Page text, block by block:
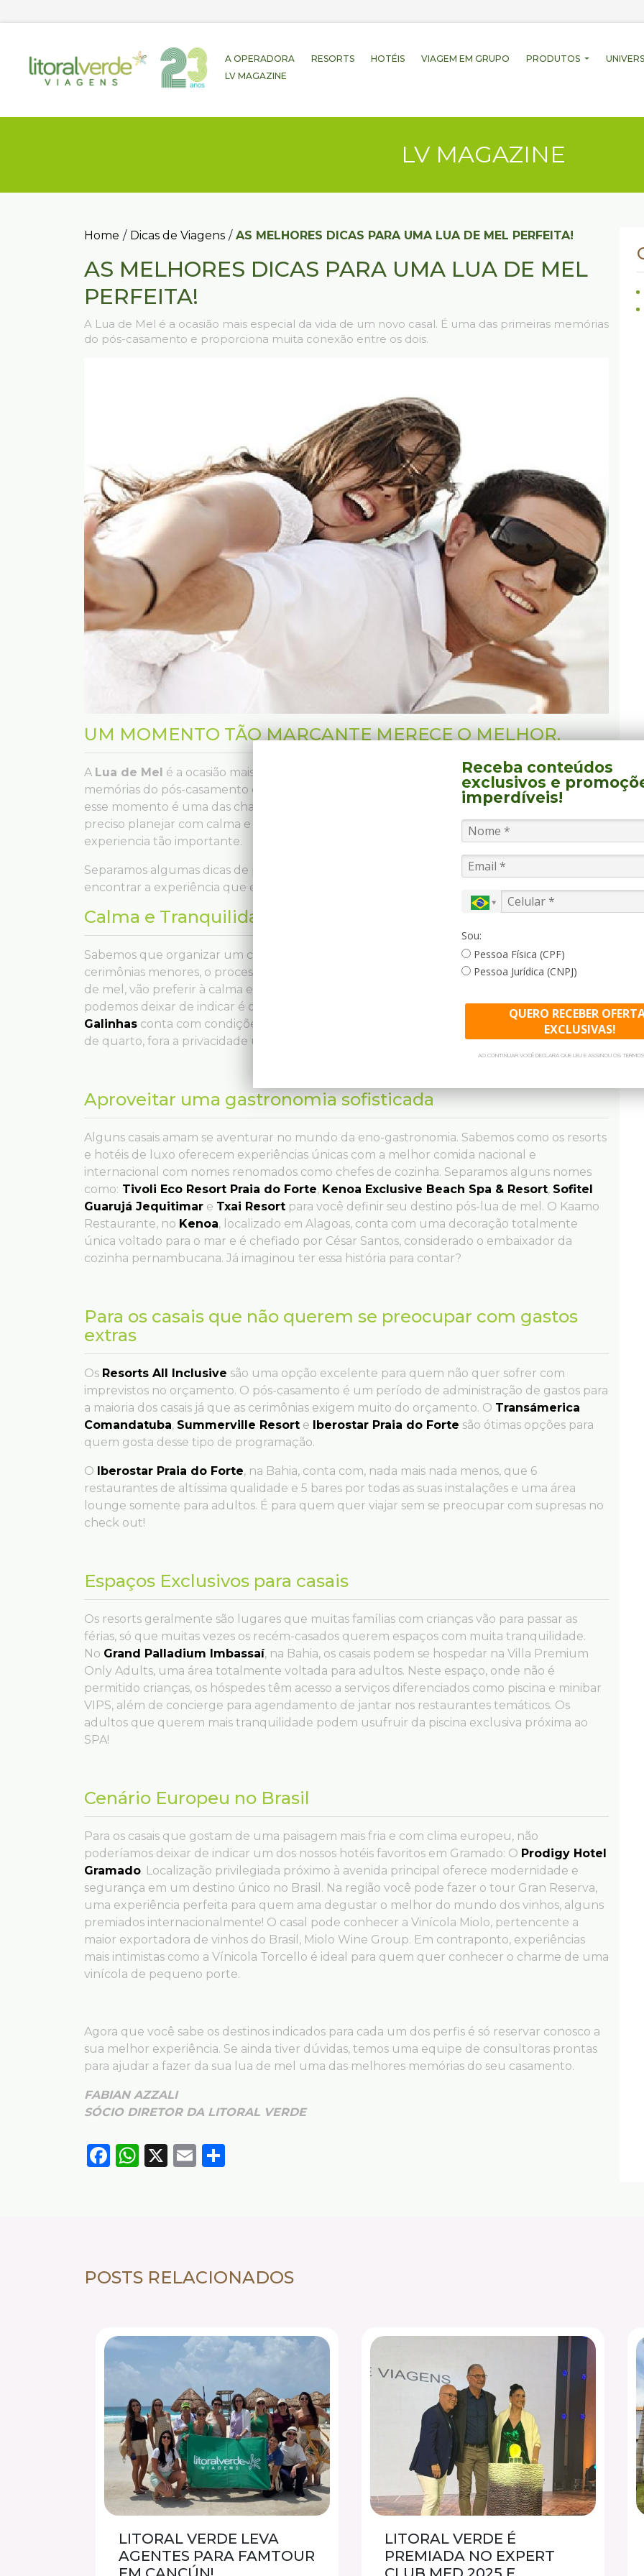
A OPERADORA RESORTS HOTÉIS VIAGEM EM GRUPO PRODUTOS
LV MAGAZINE
LV MAGAZINE
Home / Dicas de Viagens / AS MELHORES DICAS PARA UMA LUA DE MEL PERFEITA!
AS MELHORES DICAS PARA UMA LUA DE MEL
PERFEITA!
A Lua de Mel é a ocasião mais especial da vida de um novo casal. É uma das primeiras memórias
do pós-casamento e proporciona muita conexão entre os dois.
UM MOMENTO TÃO MARCANTE MERECE O MELHOR.
A Lua de Mel é a ocasião mais especial da vida de um novo casal. É uma das primeiras
memórias do pós-casamento e proporciona muita conexão entre os dois. Aproveitar bem
esse momento é uma das chaves para seguir a relação com confiança e alegria. Para isso é
preciso planejar com calma e entender como o casal pode aproveitar juntos essa
experiencia tão importante.
Separamos algumas dicas de programas ideais para cada tipo de casal e onde se pode
encontrar a experiência que encaixa melhor para os cônjuges. Vamos a elas!
Calma e Tranquilidade
Sabemos que organizar um casamento não é fácil. Mesmo em tempos de pandemia com
cerimônias menores, o processo continua demandando muito do casal. Alguns deles, na lua
de mel, vão preferir à calma e os prazeres do relaxamento. Para isso, um destino que não
podemos deixar de indicar é o
. O resort mais charmoso dePorto de
Galinhas conta com condições exclusivas de Spa para recém casados e decoração especial
de quarto, fora a privacidade única que a hospedagem tipo bangalôs proporciona.
Aproveitar uma gastronomia sofisticada
Alguns casais amam se aventurar no mundo da eno-gastronomia. Sabemos como os resorts
e hotéis de luxo oferecem experiências únicas com a melhor comida nacional e
internacional com nomes renomados como chefes de cozinha. Separamos alguns nomes
como: Tivoli Eco Resort Praia do Forte, Kenoa Exclusive Beach Spa & Resort, Sofitel
Guarujá Jequitimar e Txai Resort para você definir seu destino pós-lua de mel. O Kaamo
Restaurante, no Kenoa, localizado em Alagoas, conta com uma decoração totalmente
única voltado para o mar e é chefiado por César Santos, considerado o embaixador da
cozinha pernambucana. Já imaginou ter essa história para contar?
Para os casais que não querem se preocupar com gastos
extras
Os Resorts All Inclusive são uma opção excelente para quem não quer sofrer com
imprevistos no orçamento. O pós-casamento é um período de administração de gastos para
a maioria dos casais já que as cerimônias exigem muito do orçamento. O Transámerica
Comandatuba, Summerville Resort e Iberostar Praia do Forte são ótimas opções para
quem gosta desse tipo de programação.
O Iberostar Praia do Forte, na Bahia, conta com, nada mais nada menos, que 6
restaurantes de altíssima qualidade e 5 bares por todas as suas instalações e uma área
lounge somente para adultos. É para quem quer viajar sem se preocupar com supresas no
check out!
Espaços Exclusivos para casais
Os resorts geralmente são lugares que muitas famílias com crianças vão para passar as
férias, só que muitas vezes os recém-casados querem espaços com muita tranquilidade.
No Grand Palladium Imbassaí, na Bahia, os casais podem se hospedar na Villa Premium
Only Adults, uma área totalmente voltada para adultos. Neste espaço, onde não é
permitido crianças, os hóspedes têm acesso a serviços diferenciados como piscina e minibar
VIPS, além de concierge para agendamento de jantar nos restaurantes temáticos. Os
adultos que querem mais tranquilidade podem usufruir da piscina exclusiva próxima ao
SPA!
Cenário Europeu no Brasil
Para os casais que gostam de uma paisagem mais fria e com clima europeu, não
poderíamos deixar de indicar um dos nossos hotéis favoritos em Gramado: O Prodigy Hotel
Gramado. Localização privilegiada próximo à avenida principal oferece modernidade e
segurança em um destino único no Brasil. Na região você pode fazer o tour Gran Reserva,
uma experiência perfeita para quem ama degustar o melhor do mundo dos vinhos, alguns
premiados internacionalmente! O casal pode conhecer a Vinícola Miolo, pertencente a
maior exportadora de vinhos do Brasil, Miolo Wine Group. Em contraponto, experiências
mais intimistas como a Vínicola Torcello é ideal para quem quer conhecer o charme de uma
vinícola de pequeno porte.
Agora que você sabe os destinos indicados para cada um dos perfis é só reservar conosco a
sua melhor experiência. Se ainda tiver dúvidas, temos uma equipe de consultoras prontas
para ajudar a fazer da sua lua de mel uma das melhores memórias do seu casamento.
FABIAN AZZALI
SÓCIO DIRETOR DA LITORAL VERDE
Facebook
WhatsApp
X Email
POSTS RELACIONADOS
LITORAL VERDE LEVA
AGENTES PARA FAMTOUR
LITORAL VERDE É
PREMIADA NO EXPERT
Receba conteúdos
exclusivos e
imperdíveis!
Sou:
Pessoa Física (CPF)
Pessoa Jurídica (CNPJ)
QUERO RECEBER
EXCLUSIVAS!
AO CONTINUAR VOCÊ DECLARA QUE LEU E ASSINOU OS